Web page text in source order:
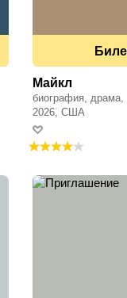
Майкл
биография, драма,
исторический
2026, США